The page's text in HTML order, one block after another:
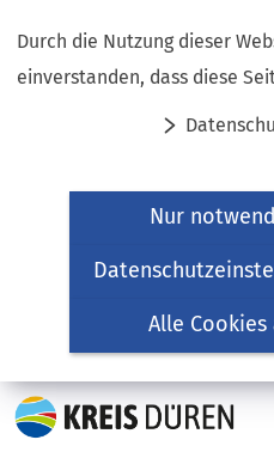
Durch die Nutzung dieser
einverstanden, dass diese
Nur
Alle
Inhalt anspringen